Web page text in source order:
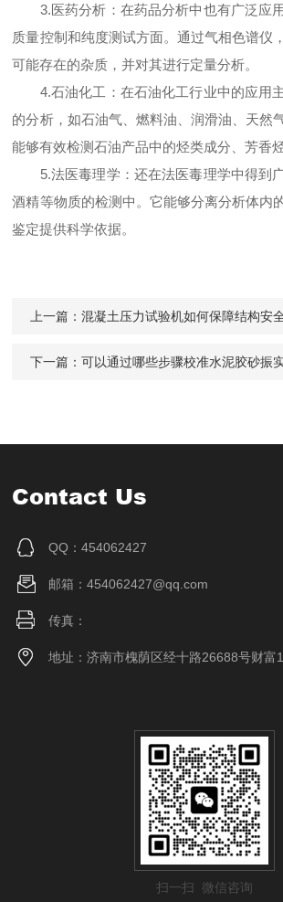
3.医药分析：在药品分析中也有广泛应
质量控制和纯度测试方面。通过气相色谱仪
可能存在的杂质，并对其进行定量分析。
4.石油化工：在石油化工行业中的应用
的分析，如石油气、燃料油、润滑油、天然
能够有效检测石油产品中的烃类成分、芳香
5.法医毒理学：还在法医毒理学中得到
酒精等物质的检测中。它能够分离分析体内
鉴定提供科学依据。
上一篇：混凝土压力试验机如何保障结构安
下一篇：可以通过哪些步骤校准水泥胶砂振
Contact Us
QQ：454062427
邮箱：454062427@qq.com
传真：
地址：济南市槐荫区经十路26688号财富
扫一扫 微信咨询